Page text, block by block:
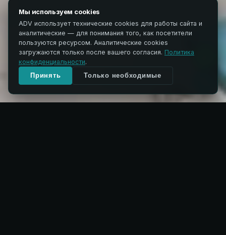
01LONG FIBER 02SHORT & TOTAL
FIBER
Мы используем cookies
ADV использует технические cookies для работы сайта и
аналитические — для понимания того, как посетители
пользуются ресурсом. Аналитические cookies
загружаются только после вашего согласия. Политика
конфиденциальности.
Принять Только необходимые